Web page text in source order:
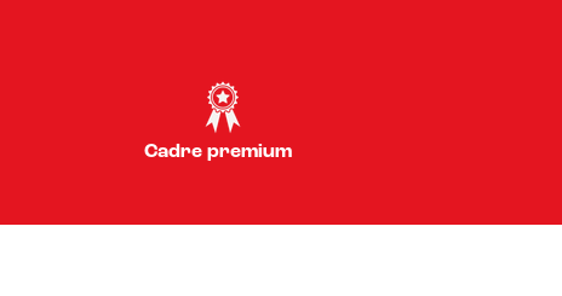
Cadre premium